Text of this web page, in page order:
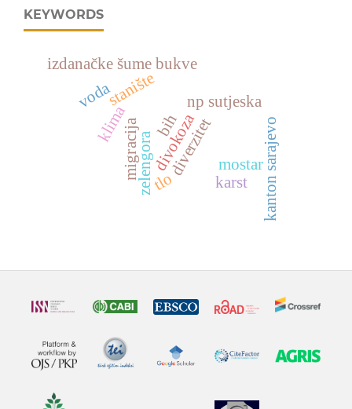
KEYWORDS
stanište
divokoza
zelengora
np sutjeska
migracija
karst
tlo
voda
klima
mostar
izdanačke šume bukve
diverzitet kanton sarajevo
bih